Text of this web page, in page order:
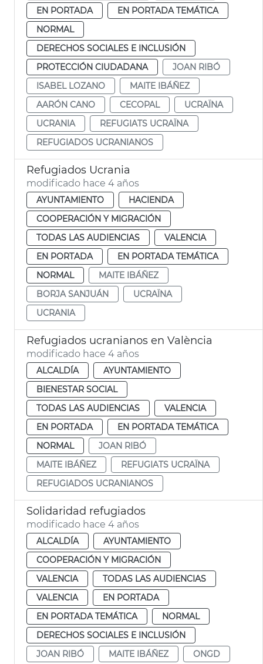
EN PORTADA
EN PORTADA TEMÁTICA
NORMAL
DERECHOS SOCIALES E INCLUSIÓN
PROTECCIÓN CIUDADANA
JOAN RIBÓ
ISABEL LOZANO
MAITE IBÁÑEZ
AARÓN CANO
CECOPAL
UCRAÏNA
UCRANIA
REFUGIATS UCRAÏNA
REFUGIADOS UCRANIANOS
Refugiados Ucrania
modificado hace 4 años
AYUNTAMIENTO
HACIENDA
COOPERACIÓN Y MIGRACIÓN
TODAS LAS AUDIENCIAS
VALENCIA
EN PORTADA
EN PORTADA TEMÁTICA
NORMAL
MAITE IBÁÑEZ
BORJA SANJUÁN
UCRAÏNA
UCRANIA
Refugiados ucranianos en València
modificado hace 4 años
ALCALDÍA
AYUNTAMIENTO
BIENESTAR SOCIAL
TODAS LAS AUDIENCIAS
VALENCIA
EN PORTADA
EN PORTADA TEMÁTICA
NORMAL
JOAN RIBÓ
MAITE IBÁÑEZ
REFUGIATS UCRAÏNA
REFUGIADOS UCRANIANOS
Solidaridad refugiados
modificado hace 4 años
ALCALDÍA
AYUNTAMIENTO
COOPERACIÓN Y MIGRACIÓN
VALENCIA
TODAS LAS AUDIENCIAS
VALENCIA
EN PORTADA
EN PORTADA TEMÁTICA
NORMAL
DERECHOS SOCIALES E INCLUSIÓN
JOAN RIBÓ
MAITE IBÁÑEZ ONGD